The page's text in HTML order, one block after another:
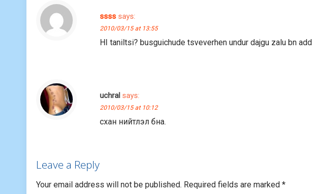
ssss says:
2010/03/15 at 13:55
HI taniltsi? busguichude tsveverhen undur dajgu zalu bn
uchral says:
2010/03/15 at 10:12
сxан нийтлэл бна.
Leave a Reply
Your email address will not be published. Required fields are marked*